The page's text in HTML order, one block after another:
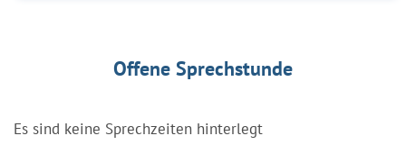
Offene Sprechstunde
Es sind keine Sprechzeiten hinterlegt